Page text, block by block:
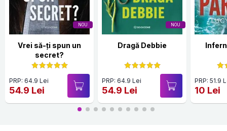
NOU
Vrei să-ți spun un
secret?
PRP: 64.9 Lei
54.9 Lei
NOU
Dragă Debbie
PRP: 64.9 Lei
54.9 Lei
PRP: 51.9
10 Lei